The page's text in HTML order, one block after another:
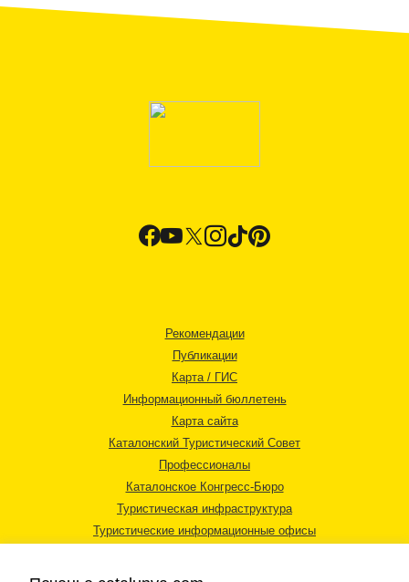
Рекомендации
Публикации
Карта / ГИС
Информационный бюллетень
Карта сайта
Каталонский Туристический Совет
Профессионалы
Каталонское Конгресс-Бюро
Туристическая инфраструктура
Туристические информационные офисы